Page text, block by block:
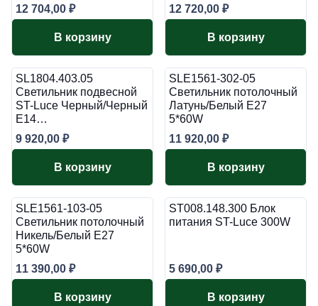
12 704,00 ₽
В корзину
12 720,00 ₽
В корзину
SL1804.403.05
Светильник подвесной
ST-Luce Черный/Черный
E14…
9 920,00 ₽
В корзину
SLE1561-302-05
Светильник потолочный
Латунь/Белый E27
5*60W
11 920,00 ₽
В корзину
SLE1561-103-05
Светильник потолочный
Никель/Белый E27
5*60W
11 390,00 ₽
В корзину
ST008.148.300 Блок
питания ST-Luce 300W
5 690,00 ₽
В корзину